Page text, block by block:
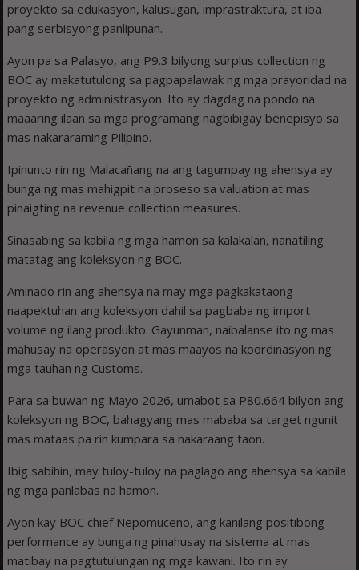
proyekto sa edukasyon, kalusugan, imprastraktura, at iba
pang serbisyong panlipunan.
Ayon pa sa Palasyo, ang P9.3 bilyong surplus collection ng
BOC ay makatutulong sa pagpapalawak ng mga prayoridad na
proyekto ng administrasyon. Ito ay dagdag na pondo na
maaaring ilaan sa mga programang nagbibigay benepisyo sa
mas nakararaming Pilipino.
Ipinunto rin ng Malacañang na ang tagumpay ng ahensya ay
bunga ng mas mahigpit na proseso sa valuation at mas
pinaigting na revenue collection measures.
Sinasabing sa kabila ng mga hamon sa kalakalan, nanatiling
matatag ang koleksyon ng BOC.
Aminado rin ang ahensya na may mga pagkakataong
naapektuhan ang koleksyon dahil sa pagbaba ng import
volume ng ilang produkto. Gayunman, naibalanse ito ng mas
mahusay na operasyon at mas maayos na koordinasyon ng
mga tauhan ng Customs.
Para sa buwan ng Mayo 2026, umabot sa P80.664 bilyon ang
koleksyon ng BOC, bahagyang mas mababa sa target ngunit
mas mataas pa rin kumpara sa nakaraang taon.
Ibig sabihin, may tuloy-tuloy na paglago ang ahensya sa kabila
ng mga panlabas na hamon.
Ayon kay BOC chief Nepomuceno, ang kanilang positibong
performance ay bunga ng pinahusay na sistema at mas
matibay na pagtutulungan ng mga kawani. Ito rin ay